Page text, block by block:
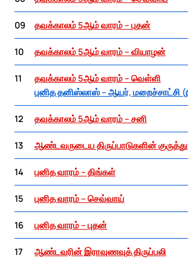
09 தவக்காலம் 5ஆம் வாரம் – புதன்
10 தவக்காலம் 5ஆம் வாரம் – வியாழன்
11
தவக்காலம் 5ஆம் வாரம் – வெள்ளி
புனித தனிஸ்லாஸ் – ஆயர், மறைச்சாட்சி
12 தவக்காலம் 5ஆம் வாரம் – சனி
13 ஆண்டவருடைய திருப்பாடுகளின் குருத்து
14 புனித வாரம் – திங்கள்
15 புனித வாரம் – செவ்வாய்
16 புனித வாரம் – புதன்
17
ஆண்டவரின் இராவுணவுத் திருப்பலி